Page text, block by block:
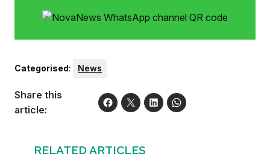
Categorised: News
Share this
article:
RELATED ARTICLES